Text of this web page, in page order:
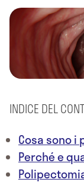
INDICE DEL
Cosa sono i
Perché e